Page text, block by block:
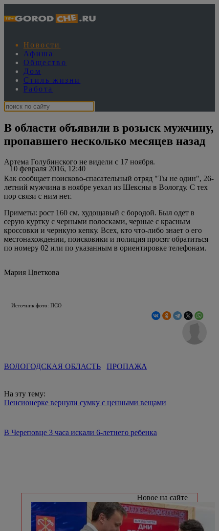
Новости
Афиша
Общество
Дом
Стиль жизни
Работа
В области объявили в розыск мужчину,
пропавшего несколько месяцев назад
10 февраля 2016, 12:40
Артема Голубинского не видели с 17 ноября.
Как сообщает поисково-спасательный отряд "Ты не один", 26-
летний мужчина в ноябре уехал из Шексны в Вологду. С тех
пор связи с ним нет.
Приметы: рост 160 см, худощавый с бородой. Был одет в
серую куртку с черными полосками, черные с красным
кроссовки и чернкую кепку. Всех, кто что-либо знает о его
местонахождении, поисковики и полиция просят обратиться
по номеру 02 или по указанным в ориентировке телефонам.
Мария Цветкова
Источник фото: ПСО
ВОЛОГОДСКАЯ ОБЛАСТЬ ПРОПАЖА
На эту тему:
Пенсионерке вернули сумку с ценными вещами
В Череповце 3 часа искали 6-летнего ребенка
Новое на сайте